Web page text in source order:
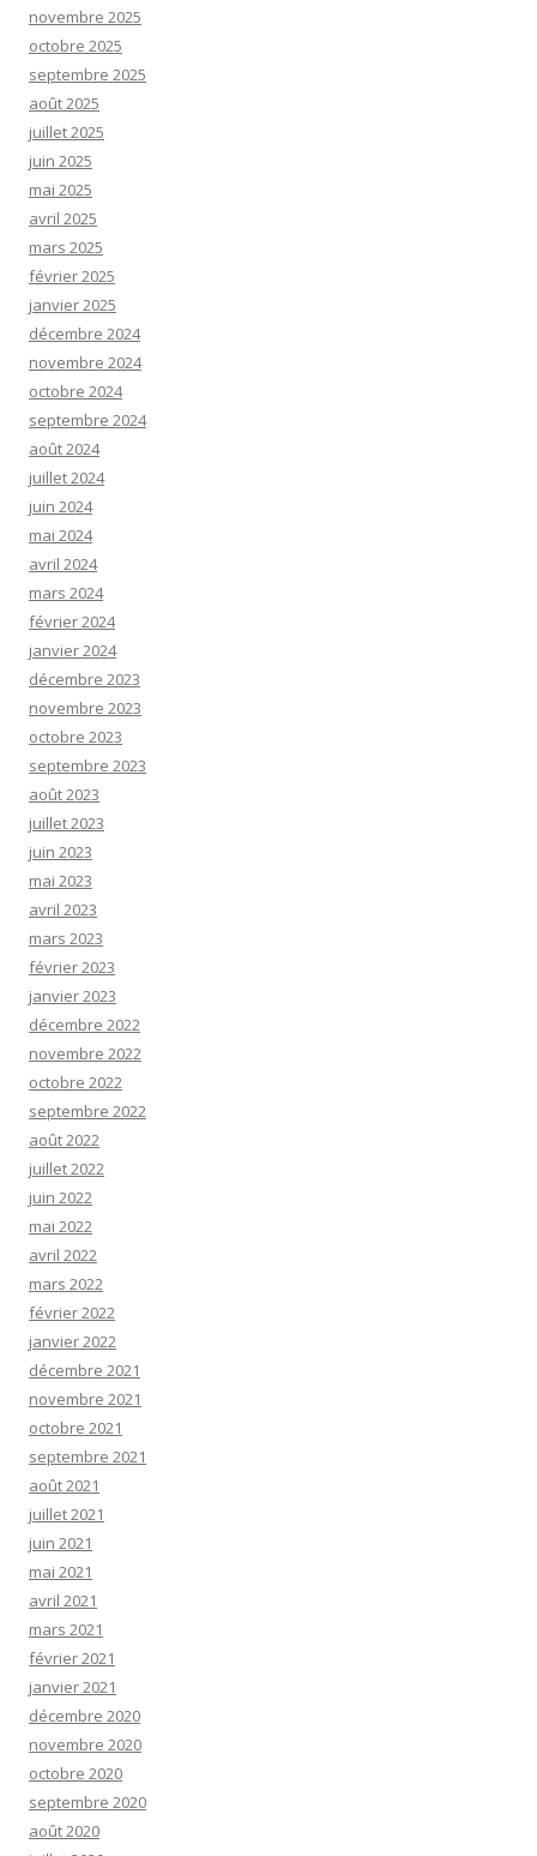
novembre 2025
octobre 2025
septembre 2025
août 2025
juillet 2025
juin 2025
mai 2025
avril 2025
mars 2025
février 2025
janvier 2025
décembre 2024
novembre 2024
octobre 2024
septembre 2024
août 2024
juillet 2024
juin 2024
mai 2024
avril 2024
mars 2024
février 2024
janvier 2024
décembre 2023
novembre 2023
octobre 2023
septembre 2023
août 2023
juillet 2023
juin 2023
mai 2023
avril 2023
mars 2023
février 2023
janvier 2023
décembre 2022
novembre 2022
octobre 2022
septembre 2022
août 2022
juillet 2022
juin 2022
mai 2022
avril 2022
mars 2022
février 2022
janvier 2022
décembre 2021
novembre 2021
octobre 2021
septembre 2021
août 2021
juillet 2021
juin 2021
mai 2021
avril 2021
mars 2021
février 2021
janvier 2021
décembre 2020
novembre 2020
octobre 2020
septembre 2020
août 2020